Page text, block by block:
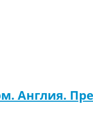
Англия.